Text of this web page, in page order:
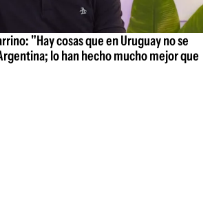
"Hay cosas que en Uruguay no se
lo han hecho mucho mejor que